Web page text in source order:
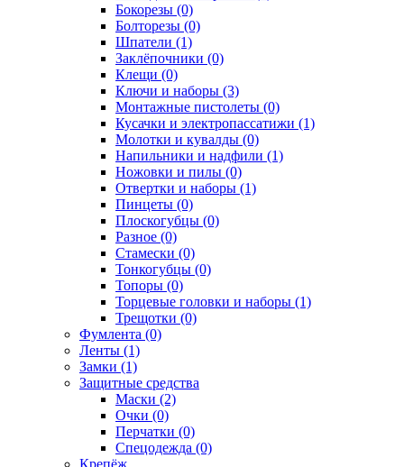
Бокорезы (0)
Болторезы (0)
Шпатели (1)
Заклёпочники (0)
Клещи (0)
Ключи и наборы (3)
Монтажные пистолеты (0)
Кусачки и электропассатижи (1)
Молотки и кувалды (0)
Напильники и надфили (1)
Ножовки и пилы (0)
Отвертки и наборы (1)
Пинцеты (0)
Плоскогубцы (0)
Разное (0)
Стамески (0)
Тонкогубцы (0)
Топоры (0)
Торцевые головки и наборы (1)
Трещотки (0)
Фумлента (0)
Ленты (1)
Замки (1)
Защитные средства
Маски (2)
Очки (0)
Перчатки (0)
Спецодежда (0)